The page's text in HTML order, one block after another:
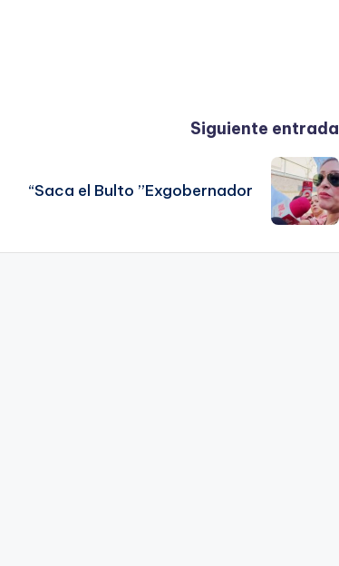
Siguiente entrada
“Saca el Bulto ”Exgobernador